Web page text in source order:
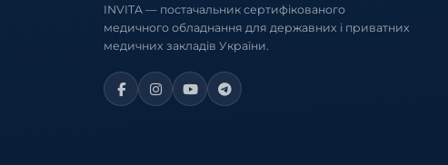
INVITA — постачальник сертифікованого
медичного обладнання для державних і приватних
медичних закладів України.